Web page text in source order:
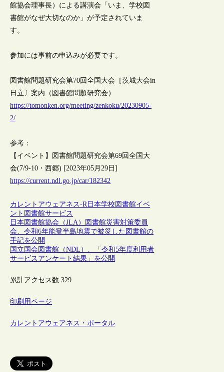
館協会理事長）による講演会「いま、学校図
書館がなぜ大切なのか」が予定されていま
す。
参加には事前の申込みが必要です。
図書館問題研究会第70回全国大会［茨城大会in
日立〕案内（図書館問題研究会）
https://tomonken.org/meeting/zenkoku/20230905-
2/
参考：
【イベント】図書館問題研究会第69回全国大
会(7/9-10・西郷) [2023年05月29日]
https://current.ndl.go.jp/car/182342
カレントアウェアネス-R 日本学校図書館イベ
ント 図書館サービス
日本図書館協会（JLA）図書館災害対策委員
会、令和6年能登半島地震で被災した図書館の
手記を公開
国立国会図書館（NDL）、「令和5年度利用者
サービスアンケート結果」を公開
累計アクセス数:329
印刷用ページ
カレントアウェアネス・ポータル